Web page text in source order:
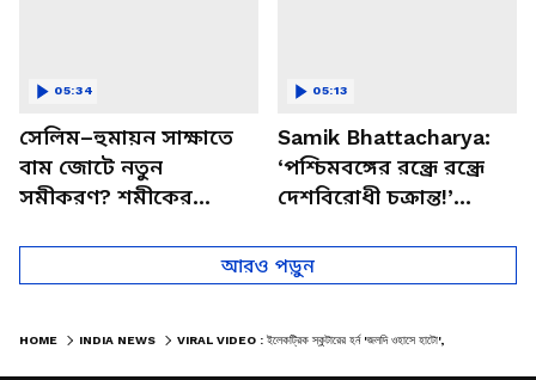
সেলিম–হুমায়ন সাক্ষাতে
বাম জোটে নতুন
সমীকরণ? শমীকের
Samik Bhattacharya
05:34
Samik Bhattacharya:
‘পশ্চিমবঙ্গের রন্ধ্রে রন্ধ্রে
দেশবিরোধী চক্রান্ত!’
BJP News
05:13
আরও পড়ুন
HOME INDIA NEWS